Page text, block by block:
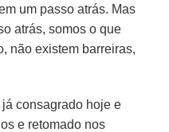
um passo atrás. Mas
atrás, somos o que
não existem barreiras,
consagrado hoje e
e retomado nos